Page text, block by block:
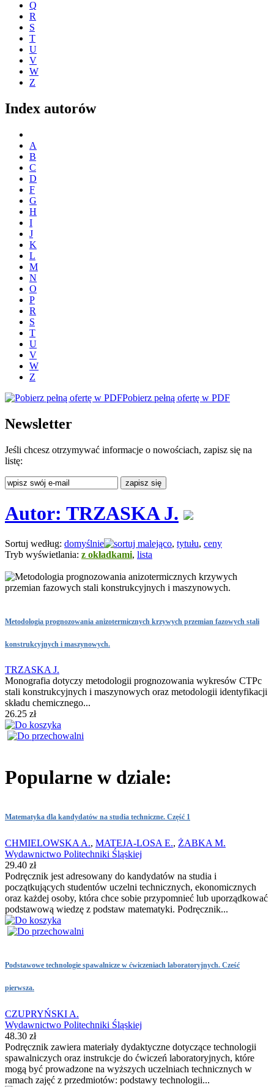
Q
R
S
T
U
V
W
Z
Index autorów
A
B
C
D
F
G
H
I
J
K
L
M
N
O
P
R
S
T
U
V
W
Z
Pobierz pełną ofertę w PDF
Newsletter
Jeśli chcesz otrzymywać informacje o nowościach, zapisz się na
listę:
Autor: TRZASKA J.
Sortuj według: domyślnie , tytułu, ceny
Tryb wyświetlania: z okładkami, lista
Metodologia prognozowania anizotermicznych krzywych przemian fazowych stali
konstrukcyjnych i maszynowych.
TRZASKA J.
Monografia dotyczy metodologii prognozowania wykresów CTPc
stali konstrukcyjnych i maszynowych oraz metodologii identyfikacji
składu chemicznego...
26.25 zł
Popularne w dziale:
Matematyka dla kandydatów na studia techniczne. Część 1
CHMIELOWSKA A., MATEJA-LOSA E., ŻABKA M.
Wydawnictwo Politechniki Śląskiej
29.40 zł
Podręcznik jest adresowany do kandydatów na studia i
początkujących studentów uczelni technicznych, ekonomicznych
oraz każdej osoby, która chce sobie przypomnieć lub uporządkować
podstawową wiedzę z podstaw matematyki. Podręcznik...
Podstawowe technologie spawalnicze w ćwiczeniach laboratoryjnych. Cześć
pierwsza.
CZUPRYŃSKI A.
Wydawnictwo Politechniki Śląskiej
48.30 zł
Podręcznik zawiera materiały dydaktyczne dotyczące technologii
spawalniczych oraz instrukcje do ćwiczeń laboratoryjnych, które
mogą być prowadzone na wyższych uczelniach technicznych w
ramach zajęć z przedmiotów: podstawy technologii...